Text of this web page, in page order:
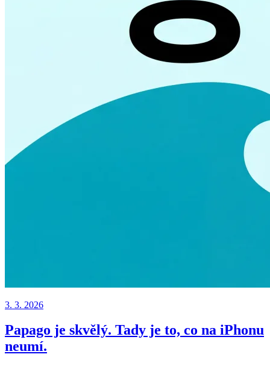
3. 3. 2026
Papago je skvělý. Tady je to, co na iPhonu
neumí.